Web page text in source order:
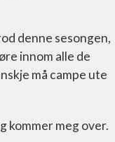
denne sesongen,
innom alle de
må campe ute
kommer meg over.